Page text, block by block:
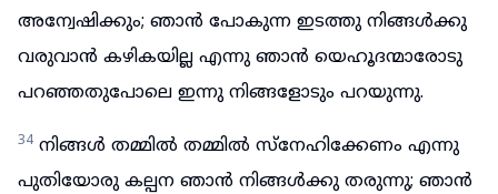
അന്വേഷിക്കും; ഞാൻ പോകുന്ന ഇടത്തു നിങ്ങൾക്കു
വരുവാൻ കഴികയില്ല എന്നു ഞാൻ യെഹൂദന്മാരോടു
പറഞ്ഞതുപോലെ ഇന്നു നിങ്ങളോടും പറയുന്നു.
34 നിങ്ങൾ തമ്മിൽ തമ്മിൽ സ്നേഹിക്കേണം എന്നു
പുതിയോരു കല്പന ഞാൻ നിങ്ങൾക്കു തരുന്നു; ഞാൻ